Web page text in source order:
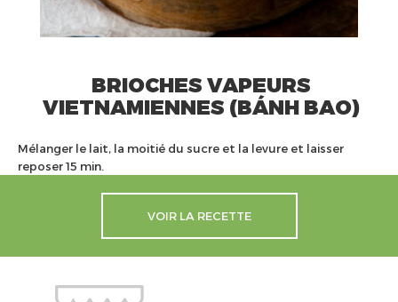
BRIOCHES VAPEURS
VIETNAMIENNES (BÁNH BAO)
Mélanger le lait, la moitié du sucre et la levure et laisser
reposer 15 min.
VOIR LA RECETTE